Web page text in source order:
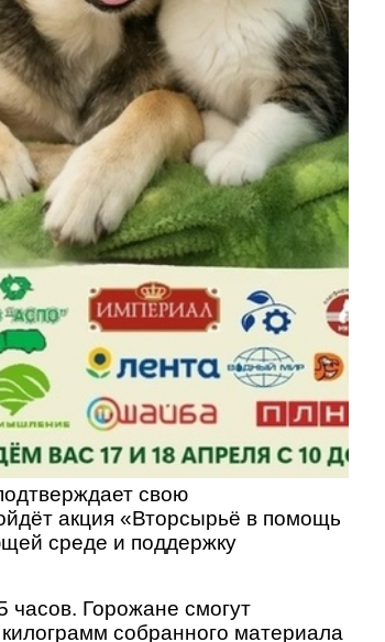
свою
акция «Вторсырьё в помощь
среде и поддержку
часов. Горожане смогут
собранного материала